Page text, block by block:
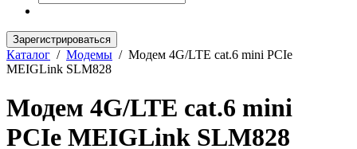
Зарегистрироваться
Каталог / Модемы / Модем 4G/LTE cat.6 mini PCIe
MEIGLink SLM828
Модем 4G/LTE cat.6 mini
PCIe MEIGLink SLM828